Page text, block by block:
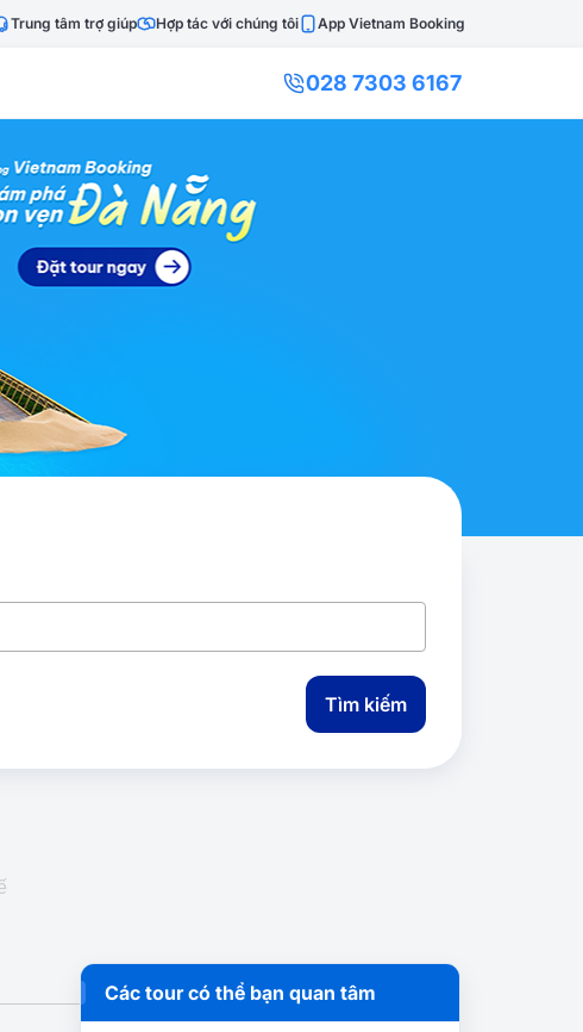
Trung tâm trợ giúp Hợp tác với chúng tôi App Vietnam Booking
028 7303 6167
Tìm kiếm
Các tour có thể bạn quan tâm